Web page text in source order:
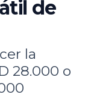
de
la
28.000 o